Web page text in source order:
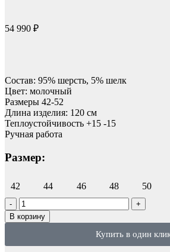
54 990 ₽
Состав: 95% шерсть, 5% шелк
Цвет: молочный
Размеры 42-52
Длина изделия: 120 см
Теплоустойчивость +15 -15
Ручная работа
Размер:
42 44 46 48 50
В корзину
Купить в один